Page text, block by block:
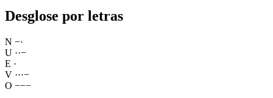
Desglose por letras
N −·
U ··−
E ·
V ···−
O −−−